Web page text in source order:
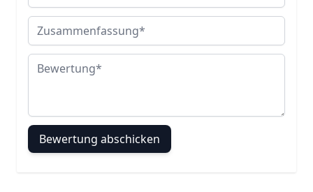
Zusammenfassung
Bewertung
Bewertung abschicken